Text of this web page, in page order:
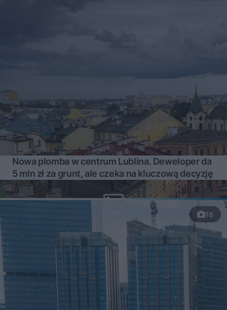
Nowa plomba w centrum Lublina. Deweloper da
5 mln zł za grunt, ale czeka na kluczową decyzję
16